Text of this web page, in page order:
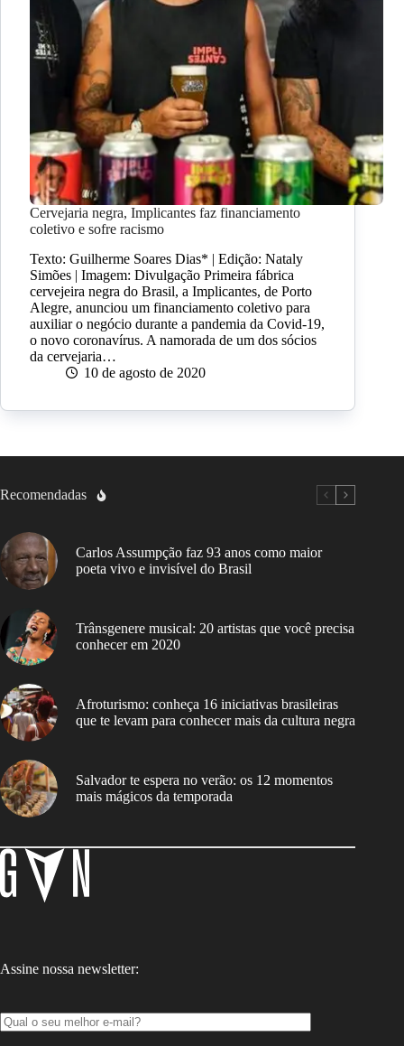
Cervejaria negra, Implicantes faz financiamento
coletivo e sofre racismo
Texto: Guilherme Soares Dias* | Edição: Nataly
Simões | Imagem: Divulgação Primeira fábrica
cervejeira negra do Brasil, a Implicantes, de Porto
Alegre, anunciou um financiamento coletivo para
auxiliar o negócio durante a pandemia da Covid-19,
o novo coronavírus. A namorada de um dos sócios
da cervejaria…
10 de agosto de 2020
Recomendadas
Carlos Assumpção faz 93 anos como maior
poeta vivo e invisível do Brasil
Trânsgenere musical: 20 artistas que você precisa
conhecer em 2020
Afroturismo: conheça 16 iniciativas brasileiras
que te levam para conhecer mais da cultura negra
Salvador te espera no verão: os 12 momentos
mais mágicos da temporada
Assine nossa newsletter: